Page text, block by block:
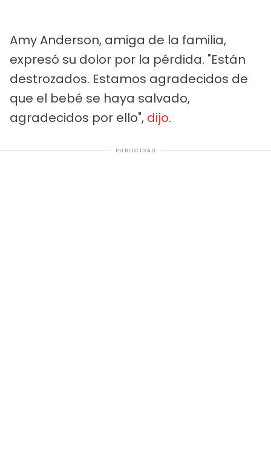
Amy Anderson, amiga de la familia,
expresó su dolor por la pérdida. "Están
destrozados. Estamos agradecidos de
que el bebé se haya salvado,
agradecidos por ello", dijo.
PUBLICIDAD